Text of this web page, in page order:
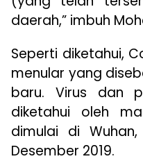
daerah,” imbuh
Seperti diketahui,
menular yang
baru. Virus dan
diketahui oleh
dimulai di
Desember 2019.